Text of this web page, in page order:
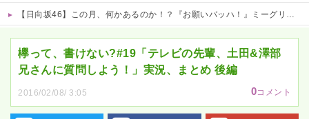
【日向坂46】この月、何かあるのか！？『お願いバッハ！』ミーグリ日程がこちら
欅って、書けない?#19「テレビの先輩、土田&澤部
兄さんに質問しよう！」実況、まとめ 後編
2016/02/08/ 3:05 0コメント